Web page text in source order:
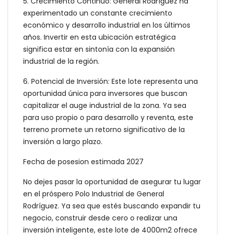
experimentado un constante crecimiento
económico y desarrollo industrial en los últimos
años. Invertir en esta ubicación estratégica
significa estar en sintonía con la expansión
industrial de la región.
6. Potencial de Inversión: Este lote representa una
oportunidad única para inversores que buscan
capitalizar el auge industrial de la zona. Ya sea
para uso propio o para desarrollo y reventa, este
terreno promete un retorno significativo de la
inversión a largo plazo.
Fecha de posesion estimada 2027
No dejes pasar la oportunidad de asegurar tu lugar
en el próspero Polo Industrial de General
Rodríguez. Ya sea que estés buscando expandir tu
negocio, construir desde cero o realizar una
inversión inteligente, este lote de 4000m2 ofrece